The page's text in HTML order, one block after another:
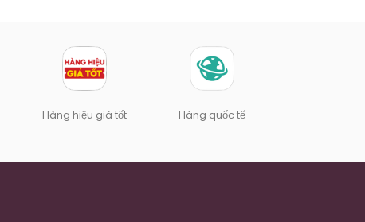
Hàng hiệu giá tốt Hàng quốc tế